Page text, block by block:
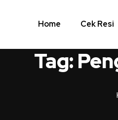
Home Cek Resi
Tag: